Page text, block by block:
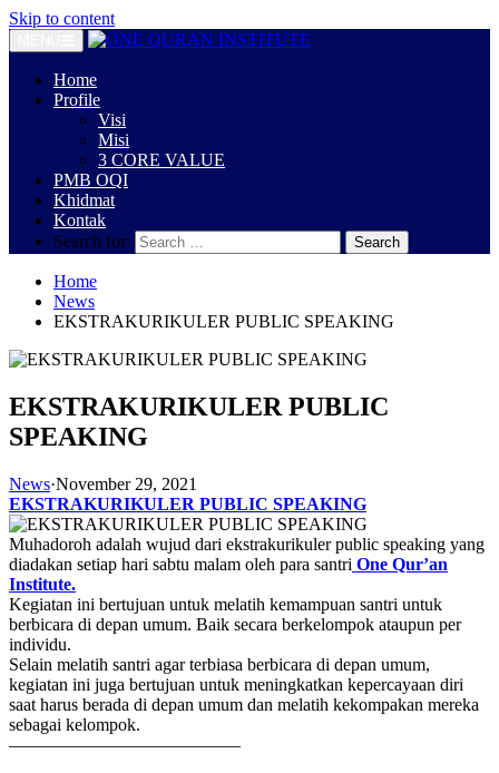
Skip to content
Home
Profile
Visi
Misi
3 CORE VALUE
PMB OQI
Khidmat
Kontak
Search for:
Home
News
EKSTRAKURIKULER PUBLIC SPEAKING
EKSTRAKURIKULER PUBLIC
SPEAKING
News·November 29, 2021
EKSTRAKURIKULER PUBLIC SPEAKING
Muhadoroh adalah wujud dari ekstrakurikuler public speaking yang
diadakan setiap hari sabtu malam oleh para santri One Qur’an
Institute.
Kegiatan ini bertujuan untuk melatih kemampuan santri untuk
berbicara di depan umum. Baik secara berkelompok ataupun per
individu.
Selain melatih santri agar terbiasa berbicara di depan umum,
kegiatan ini juga bertujuan untuk meningkatkan kepercayaan diri
saat harus berada di depan umum dan melatih kekompakan mereka
sebagai kelompok.
—————————————